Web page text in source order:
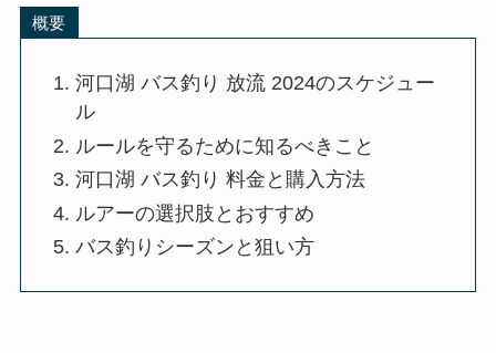
概要
河口湖 バス釣り 放流 2024のスケジュー
ル
ルールを守るために知るべきこと
河口湖 バス釣り 料金と購入方法
ルアーの選択肢とおすすめ
バス釣りシーズンと狙い方